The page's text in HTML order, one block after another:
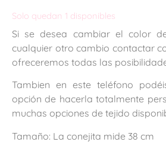
Solo quedan 1 disponibles
Si se desea cambiar el color
cualquier otro cambio contactar
ofreceremos todas las
Tambien en este teléfono
opción de hacerla totalmente
muchas opciones de tejido
Tamaño: La conejita mide 38 cm